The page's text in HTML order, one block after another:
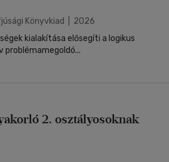
Könyvkiad | 2026
kialakítása elősegíti a logikus
problémamegoldó...
2. osztályosoknak